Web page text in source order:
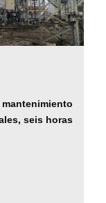
seis horas